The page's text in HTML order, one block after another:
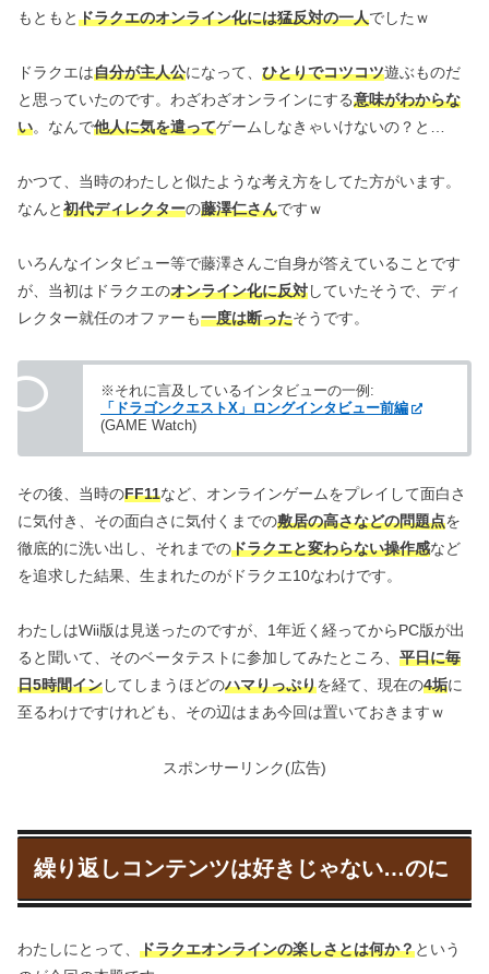
もともとドラクエのオンライン化には猛反対の一人でしたｗ
ドラクエは自分が主人公になって、 ひとりでコツコツ遊ぶものだ
と思っていたのです。わざわざオンラインにする意味がわからな
い。なんで他人に気を遣ってゲームしなきゃいけないの？と…
かつて、当時のわたしと似たような考え方をしてた方がいます。
なんと初代ディレクターの藤澤仁さんですｗ
いろんなインタビュー等で藤澤さんご自身が答えていることです
が、当初はドラクエのオンライン化に反対していたそうで、ディ
レクター就任のオファーも一度は断ったそうです。
※それに言及しているインタビューの一例:
「ドラゴンクエストX」ロングインタビュー前編
(GAME Watch)
その後、当時のFF11など、オンラインゲームをプレイして面白さ
に気付き、その面白さに気付くまでの敷居の高さなどの問題点を
徹底的に洗い出し、それまでのドラクエと変わらない操作感など
を追求した結果、生まれたのがドラクエ10なわけです。
わたしはWii版は見送ったのですが、1年近く経ってからPC版が出
ると聞いて、そのベータテストに参加してみたところ、 平日に毎
日5時間インしてしまうほどのハマりっぷりを経て、現在の4垢に
至るわけですけれども、その辺はまあ今回は置いておきますｗ
スポンサーリンク(広告)
繰り返しコンテンツは好きじゃない…のに
わたしにとって、 ドラクエオンラインの楽しさとは何か？という